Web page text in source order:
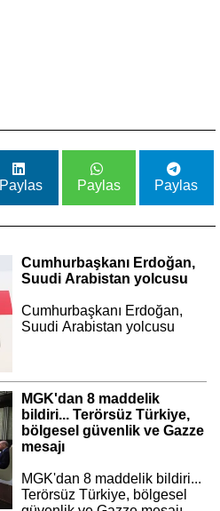
Paylas Paylas Paylas
Cumhurbaşkanı Erdoğan,
Suudi Arabistan yolcusu
Cumhurbaşkanı Erdoğan,
Suudi Arabistan yolcusu
MGK'dan 8 maddelik
bildiri... Terörsüz Türkiye,
bölgesel güvenlik ve Gazze
mesajı
MGK'dan 8 maddelik bildiri...
Terörsüz Türkiye, bölgesel